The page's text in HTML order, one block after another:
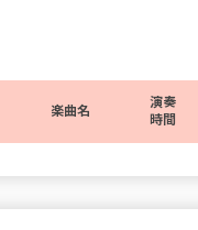
楽曲名
演奏
時間